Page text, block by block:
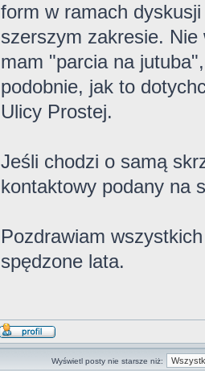
form w ramach
szerszym zakresie. Nie
mam "parcia na
podobnie, jak to
Ulicy Prostej.
Jeśli chodzi o samą
kontaktowy podany na
Pozdrawiam
spędzone lata.
Wyświetl posty nie starsze niż: